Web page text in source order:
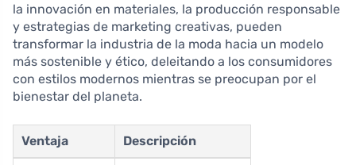
la innovación en materiales, la producción responsable
y estrategias de marketing creativas, pueden
transformar la industria de la moda hacia un modelo
más sostenible y ético, deleitando a los consumidores
con estilos modernos mientras se preocupan por el
bienestar del planeta.
Ventaja Descripción